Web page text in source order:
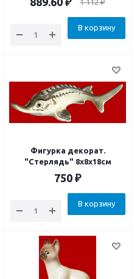
1 112₽
В корзину
12х7х11см
Фигурка декорат.
"Стерлядь" 8x8x18см
750 ₽
В корзину